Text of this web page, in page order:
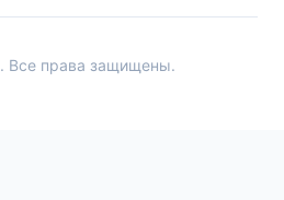
. Все права защищены.